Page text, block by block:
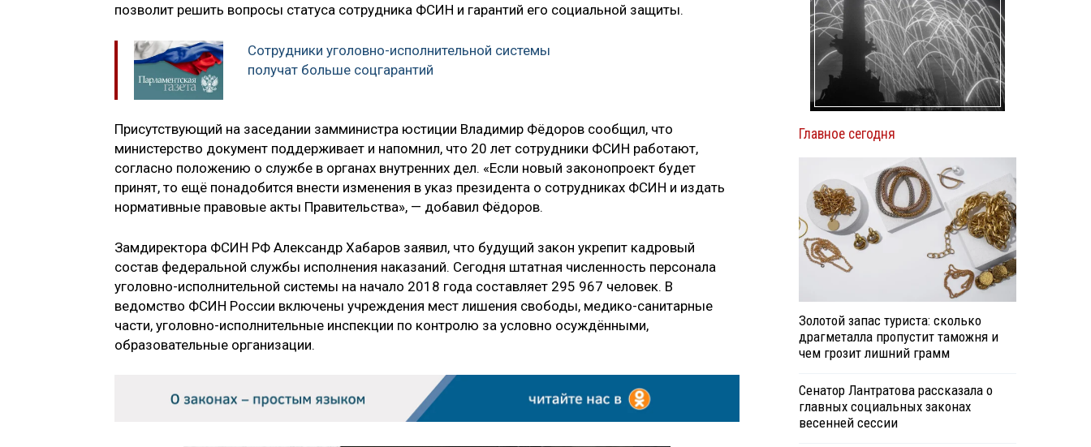
позволит решить вопросы статуса сотрудника ФСИН и гарантий его социальной защиты.
Сотрудники уголовно-исполнительной системы
получат больше соцгарантий
Присутствующий на заседании замминистра юстиции Владимир Фёдоров сообщил, что
министерство документ поддерживает и напомнил, что 20 лет сотрудники ФСИН работают,
согласно положению о службе в органах внутренних дел. «Если новый законопроект будет
принят, то ещё понадобится внести изменения в указ президента о сотрудниках ФСИН и издать
нормативные правовые акты Правительства», — добавил Фёдоров.
Замдиректора ФСИН РФ Александр Хабаров заявил, что будущий закон укрепит кадровый
состав федеральной службы исполнения наказаний. Сегодня штатная численность персонала
уголовно-исполнительной системы на начало 2018 года составляет 295 967 человек. В
ведомство ФСИН России включены учреждения мест лишения свободы, медико-санитарные
части, уголовно-исполнительные инспекции по контролю за условно осуждёнными,
образовательные организации.
Главное сегодня
Золотой запас туриста: сколько
драгметалла пропустит таможня и
чем грозит лишний грамм
Сенатор Лантратова рассказала о
главных социальных законах
весенней сессии